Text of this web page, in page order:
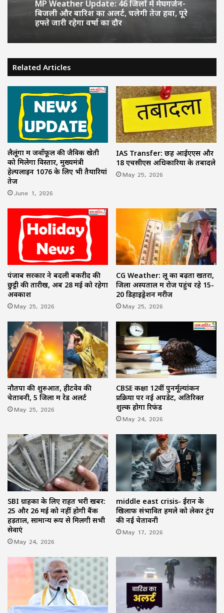
MP Weather Update: 46 जिलों में मेघगर्जन-
बिजली और बारिश का अलर्ट, चलेगी तेज हवा, पूरे
हफ्ते जारी रहेगा वर्षा का दौर
Related Articles
लैलूंगा में जवाँफूल की जैविक खेती
को मिलेगा विस्तार, मुख्यमंत्री
हेल्पलाइन 1076 के लिए भी तैयारियां
तेज
June 1, 2026
IAS Transfer: छह आईएएस और
18 एचसीएस अधिकारियों के तबादले
May 25, 2026
पंजाब सरकार ने बदली बकरीद की
छुट्टी की तारीख, अब 28 मई को रहेगा
अवकाश
May 25, 2026
CG Weather: लू का बढ़ता खतरा,
जिला अस्पताल में रोज पहुंच रहे 15-
20 डिहाइड्रेशन मरीज
May 25, 2026
नौतपा की शुरुआत, हीटवेव की
चेतावनी, 5 जिलों में रेड अलर्ट
May 25, 2026
CBSE कक्षा 12वीं पुनर्मूल्यांकन
प्रक्रिया पर नई अपडेट, अतिरिक्त
शुल्क होगा रिफंड
May 24, 2026
SBI ग्राहकों के लिए राहत भरी खबर:
25 और 26 मई को नहीं होगी बैंक
हड़ताल, सामान्य रूप से मिलेंगी सभी
सेवाएं
May 24, 2026
middle east crisis- ईरान के
खिलाफ संभावित हमले को लेकर ट्रंप
की नई चेतावनी
May 17, 2026